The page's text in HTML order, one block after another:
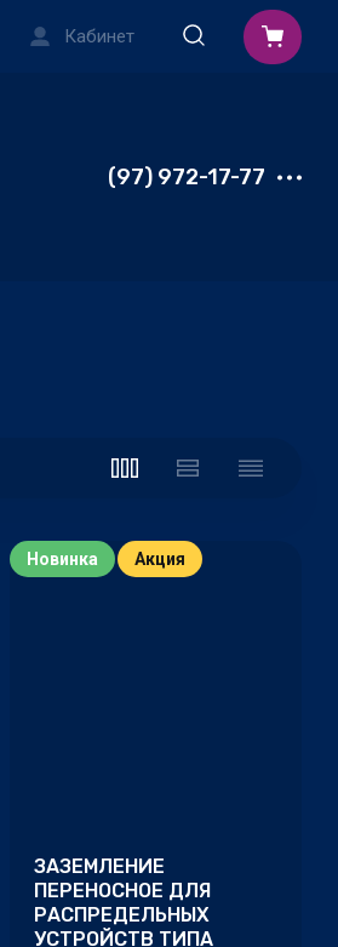
Кабинет
(97) 972-17-77
Новинка Акция
ЗАЗЕМЛЕНИЕ
ПЕРЕНОСНОЕ ДЛЯ
РАСПРЕДЕЛЬНЫХ
УСТРОЙСТВ ТИПА